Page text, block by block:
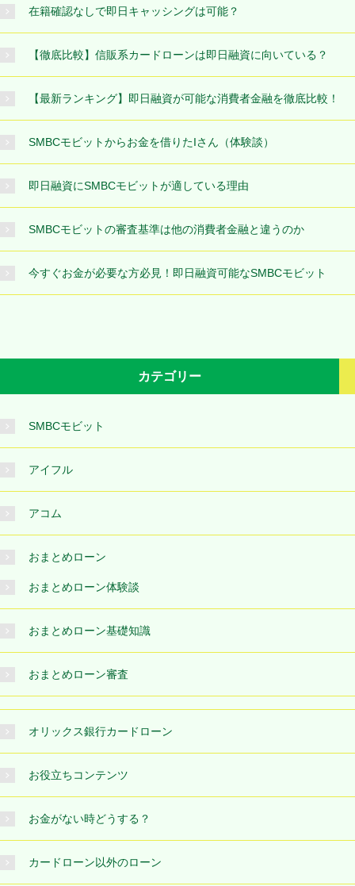
在籍確認なしで即日キャッシングは可能？
【徹底比較】信販系カードローンは即日融資に向いている？
【最新ランキング】即日融資が可能な消費者金融を徹底比較！
SMBCモビットからお金を借りたIさん（体験談）
即日融資にSMBCモビットが適している理由
SMBCモビットの審査基準は他の消費者金融と違うのか
今すぐお金が必要な方必見！即日融資可能なSMBCモビット
カテゴリー
SMBCモビット
アイフル
アコム
おまとめローン
おまとめローン体験談
おまとめローン基礎知識
おまとめローン審査
オリックス銀行カードローン
お役立ちコンテンツ
お金がない時どうする？
カードローン以外のローン